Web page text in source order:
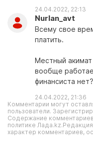
24.04.2022, 22:13
Nurlan_avt
Всему свое
платить.
Местный
вообще
финансиста нет?
24.04.2022, 21:36
Комментарии могут
пользователи.
Содержание
политике
характер комментариев,